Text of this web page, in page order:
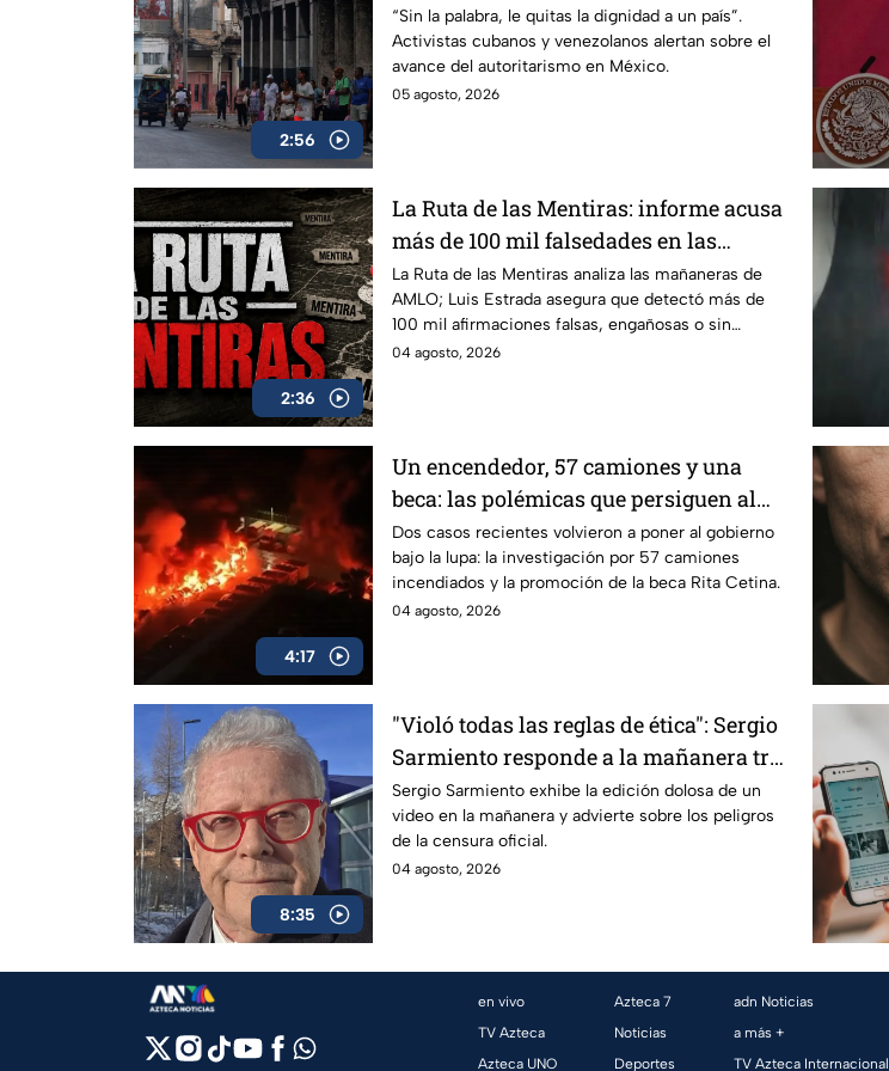
2:56
libertades en México
“Sin la palabra, le quitas la dignidad a un país”.
Activistas cubanos y venezolanos alertan sobre el
avance del autoritarismo en México.
05 agosto, 2026
2:36
La Ruta de las Mentiras: informe acusa
más de 100 mil falsedades en las
mañaneras de AMLO
La Ruta de las Mentiras analiza las mañaneras de
AMLO; Luis Estrada asegura que detectó más de
100 mil afirmaciones falsas, engañosas o sin
comprobar durante su sexenio.
04 agosto, 2026
4:17
Un encendedor, 57 camiones y una
beca: las polémicas que persiguen al
gobierno
Dos casos recientes volvieron a poner al gobierno
bajo la lupa: la investigación por 57 camiones
incendiados y la promoción de la beca Rita Cetina.
04 agosto, 2026
8:35
"Violó todas las reglas de ética": Sergio
Sarmiento responde a la mañanera tras
video editado
Sergio Sarmiento exhibe la edición dolosa de un
video en la mañanera y advierte sobre los peligros
de la censura oficial.
04 agosto, 2026
en vivo
TV Azteca
Azteca UNO
Azteca 7
Noticias
Deportes
adn Noticias
a más +
TV Azteca Internacional